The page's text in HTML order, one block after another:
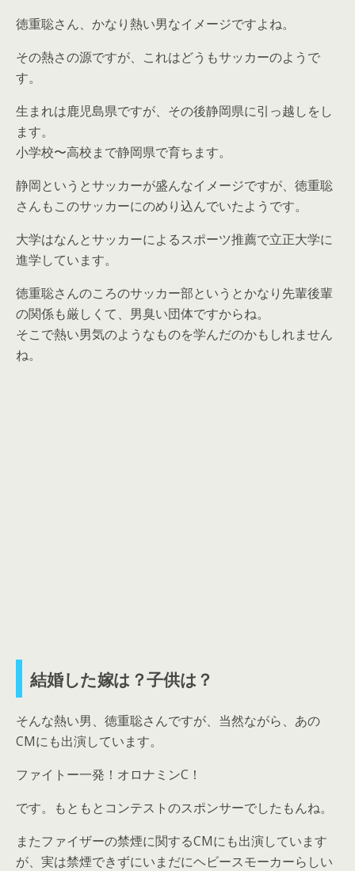
徳重聡さん、かなり熱い男なイメージですよね。
その熱さの源ですが、これはどうもサッカーのようで
す。
生まれは鹿児島県ですが、その後静岡県に引っ越しをし
ます。
小学校〜高校まで静岡県で育ちます。
静岡というとサッカーが盛んなイメージですが、徳重聡
さんもこのサッカーにのめり込んでいたようです。
大学はなんとサッカーによるスポーツ推薦で立正大学に
進学しています。
徳重聡さんのころのサッカー部というとかなり先輩後輩
の関係も厳しくて、男臭い団体ですからね。
そこで熱い男気のようなものを学んだのかもしれません
ね。
結婚した嫁は？子供は？
そんな熱い男、徳重聡さんですが、当然ながら、あの
CMにも出演しています。
ファイトー一発！オロナミンC！
です。もともとコンテストのスポンサーでしたもんね。
またファイザーの禁煙に関するCMにも出演しています
が、実は禁煙できずにいまだにヘビースモーカーらしい